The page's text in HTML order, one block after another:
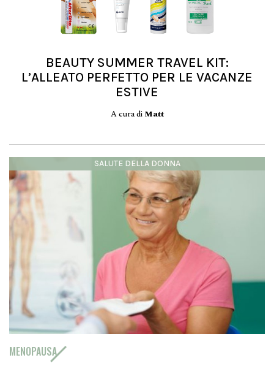
BEAUTY SUMMER TRAVEL KIT:
L’ALLEATO PERFETTO PER LE VACANZE
ESTIVE
A cura di Matt
SALUTE DELLA DONNA
MENOPAUSA